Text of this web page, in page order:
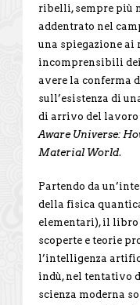
ribelli, sempre più
addentrato nel
una spiegazione
incomprensibili
avere la conferma
sull’esistenza di
di arrivo del
Aware Universe:
Material World.
Partendo da
della fisica
elementari), il libro
scoperte e teorie
l’intelligenza
indù, nel tentativo
scienza moderna